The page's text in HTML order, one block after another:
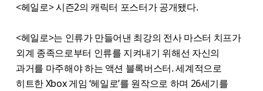
<헤일로> 시즌2의 캐릭터 포스터가 공개됐다.
<헤일로>는 인류가 만들어낸 최강의 전사 마스터 치프가
외계 종족으로부터 인류를 지켜내기 위해선 자신의
과거를 마주해야 하는 액션 블록버스터. 세계적으로
히트한 Xbox 게임 ‘헤일로’를 원작으로 하며 26세기를